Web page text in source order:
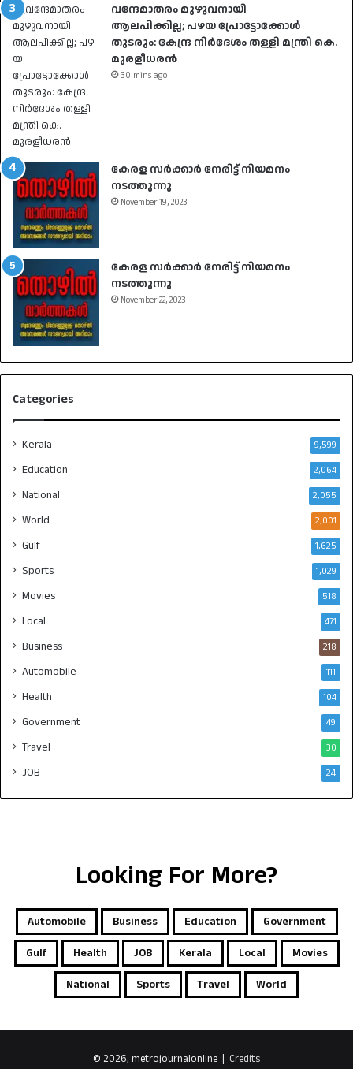
വന്ദേമാതരം മുഴുവനായി
ആലപിക്കില്ല; പഴയ പ്രോട്ടോക്കോൾ
തുടരും: കേന്ദ്ര നിർദേശം തള്ളി മന്ത്രി കെ.
മുരളീധരൻ
30 mins ago
കേരള സർക്കാർ നേരിട്ട് നിയമനം
നടത്തുന്നു
November 19, 2023
കേരള സർക്കാർ നേരിട്ട് നിയമനം
നടത്തുന്നു
November 22, 2023
Categories
Kerala 9,599
Education 2,064
National 2,055
World 2,001
Gulf 1,625
Sports 1,029
Movies 518
Local 471
Business 218
Automobile 111
Health 104
Government 49
Travel 30
JOB 24
Looking For More?
Automobile Business Education
Government
Gulf
Health JOB Kerala Local
Movies
National
Sports Travel World
© 2026, metrojournalonline | Credits